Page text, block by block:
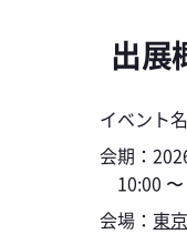
出展
イベント
会期：
10:00 〜
会場： 東